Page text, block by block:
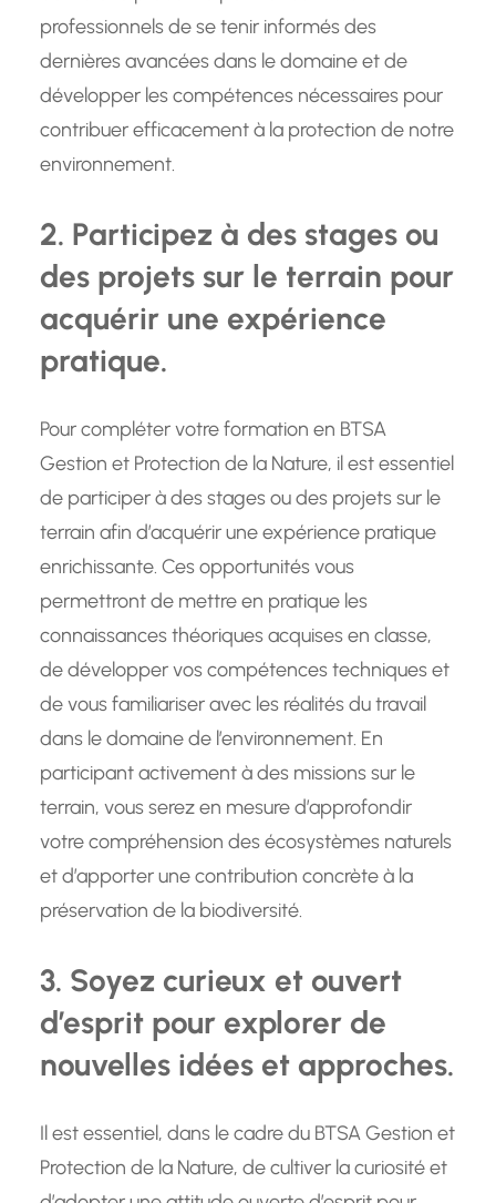
professionnels de se tenir informés des
dernières avancées dans le domaine et de
développer les compétences nécessaires pour
contribuer efficacement à la protection de notre
environnement.
2. Participez à des stages ou
des projets sur le terrain pour
acquérir une expérience
pratique.
Pour compléter votre formation en BTSA
Gestion et Protection de la Nature, il est essentiel
de participer à des stages ou des projets sur le
terrain afin d’acquérir une expérience pratique
enrichissante. Ces opportunités vous
permettront de mettre en pratique les
connaissances théoriques acquises en classe,
de développer vos compétences techniques et
de vous familiariser avec les réalités du travail
dans le domaine de l’environnement. En
participant activement à des missions sur le
terrain, vous serez en mesure d’approfondir
votre compréhension des écosystèmes naturels
et d’apporter une contribution concrète à la
préservation de la biodiversité.
3. Soyez curieux et ouvert
d’esprit pour explorer de
nouvelles idées et approches.
Il est essentiel, dans le cadre du BTSA Gestion et
Protection de la Nature, de cultiver la curiosité et